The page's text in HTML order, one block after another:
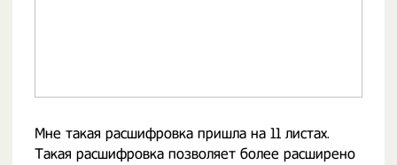
Мне такая расшифровка пришла на 11 листах.
Такая расшифровка позволяет более расширено